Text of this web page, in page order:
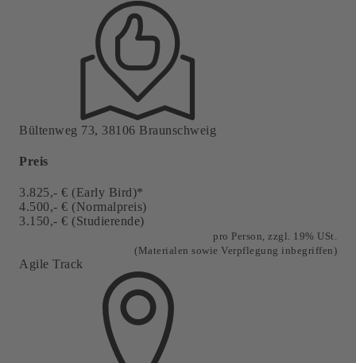
Bültenweg 73, 38106 Braunschweig
Preis
3.825,- € (Early Bird)*
4.500,- € (Normalpreis)
3.150,- € (Studierende)
pro Person, zzgl. 19% USt.
(Materialen sowie Verpflegung inbegriffen)
Agile Track